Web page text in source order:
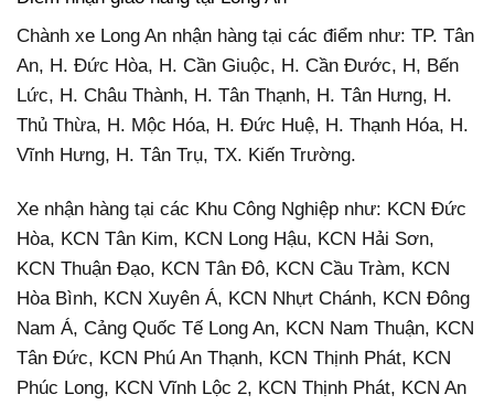
Chành xe Long An nhận hàng tại các điểm như: TP. Tân
An, H. Đức Hòa, H. Cần Giuộc, H. Cần Đước, H, Bến
Lức, H. Châu Thành, H. Tân Thạnh, H. Tân Hưng, H.
Thủ Thừa, H. Mộc Hóa, H. Đức Huệ, H. Thạnh Hóa, H.
Vĩnh Hưng, H. Tân Trụ, TX. Kiến Trường.
Xe nhận hàng tại các Khu Công Nghiệp như: KCN Đức
Hòa, KCN Tân Kim, KCN Long Hậu, KCN Hải Sơn,
KCN Thuận Đạo, KCN Tân Đô, KCN Cầu Tràm, KCN
Hòa Bình, KCN Xuyên Á, KCN Nhựt Chánh, KCN Đông
Nam Á, Cảng Quốc Tế Long An, KCN Nam Thuận, KCN
Tân Đức, KCN Phú An Thạnh, KCN Thịnh Phát, KCN
Phúc Long, KCN Vĩnh Lộc 2, KCN Thịnh Phát, KCN An